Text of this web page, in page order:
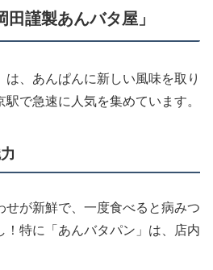
謹製あんバタ屋」
は、あんぱんに新しい風味を取り
で急速に人気を集めています。
せが新鮮で、一度食べると病みつ
！特に「あんバタパン」は、店内